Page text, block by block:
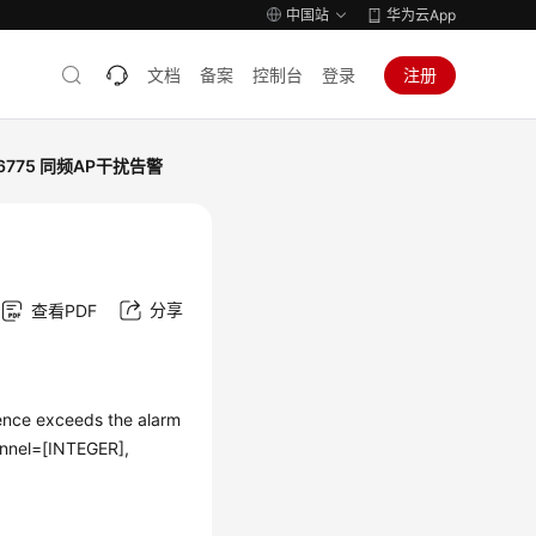
中国站 华为云App
文档 备案 控制台 登录 注册
同频AP干扰告警
查看PDF 分享
exceeds the alarm